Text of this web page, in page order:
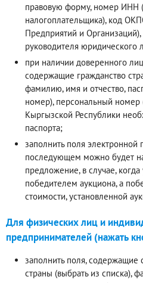
правовую форму, номер ИНН
налогоплательщика), код
Предприятий и
руководителя юридического
при наличии доверенного
содержащие гражданство
фамилию, имя и отчество,
номер), персональный
Кыргызской Республики
паспорта;
заполнить поля электронной
последующем можно будет
предложение, в случае,
победителем аукциона, а
стоимости, установленной
Для физических лиц и
предпринимателей (нажать
заполнить поля, содержащие
страны (выбрать из списка),